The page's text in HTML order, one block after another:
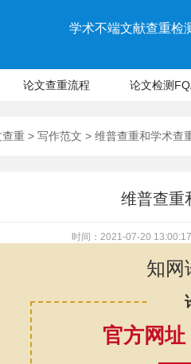
学术不端文献查重检
论文查重流程 论文检测
查重 > 写作范文 > 维普查重和学术查
维普查重
时间：2021-07-20 13:00:17
知网
官方网